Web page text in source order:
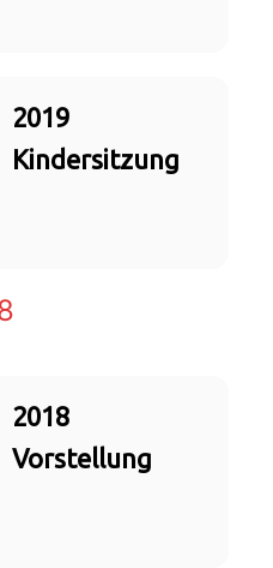
2019
Kindersitzung
2018
Vorstellung